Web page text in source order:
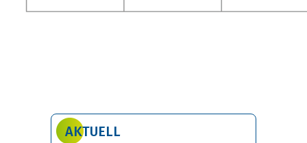
AKTUELL